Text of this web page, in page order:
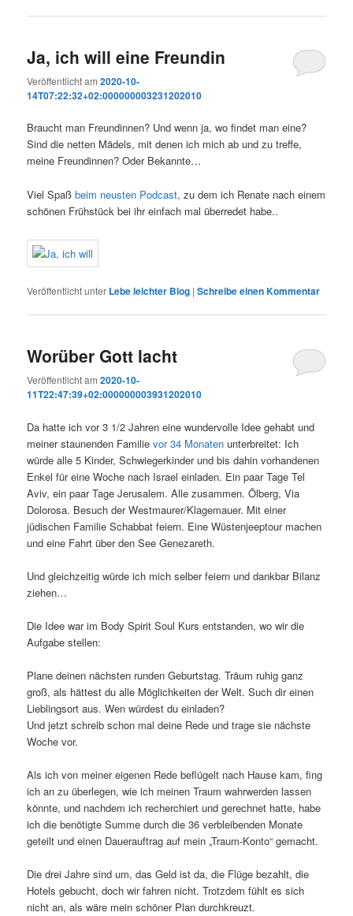
Ja, ich will eine Freundin
Veröffentlicht am2020-10-
14T07:22:32+02:000000003231202010
Braucht man Freundinnen? Und wenn ja, wo findet man eine?
Sind die netten Mädels, mit denen ich mich ab und zu treffe,
meine Freundinnen? Oder Bekannte…
Viel Spaßbeim neusten Podcast, zu dem ich Renate nach einem
schönen Frühstück bei ihr einfach mal überredet habe..
Veröffentlicht unter Lebe leichter Blog |Schreibe einen Kommentar
Worüber Gott lacht
Veröffentlicht am2020-10-
11T22:47:39+02:000000003931202010
Da hatte ich vor 3 1/2 Jahren eine wundervolle Idee gehabt und
meiner staunenden Familievor 34 Monaten unterbreitet: Ich
würde alle 5 Kinder, Schwiegerkinder und bis dahin vorhandenen
Enkel für eine Woche nach Israel einladen. Ein paar Tage Tel
Aviv, ein paar Tage Jerusalem. Alle zusammen. Ölberg, Via
Dolorosa. Besuch der Westmaurer/Klagemauer. Mit einer
jüdischen Familie Schabbat feiern. Eine Wüstenjeeptour machen
und eine Fahrt über den See Genezareth.
Und gleichzeitig würde ich mich selber feiern und dankbar Bilanz
ziehen…
Die Idee war im Body Spirit Soul Kurs entstanden, wo wir die
Aufgabe stellen:
Plane deinen nächsten runden Geburtstag. Träum ruhig ganz
groß, als hättest du alle Möglichkeiten der Welt. Such dir einen
Lieblingsort aus. Wen würdest du einladen?
Und jetzt schreib schon mal deine Rede und trage sie nächste
Woche vor.
Als ich von meiner eigenen Rede beflügelt nach Hause kam, fing
ich an zu überlegen, wie ich meinen Traum wahrwerden lassen
könnte, und nachdem ich recherchiert und gerechnet hatte, habe
ich die benötigte Summe durch die 36 verbleibenden Monate
geteilt und einen Dauerauftrag auf mein „Traum-Konto“ gemacht.
Die drei Jahre sind um, das Geld ist da, die Flüge bezahlt, die
Hotels gebucht, doch wir fahren nicht. Trotzdem fühlt es sich
nicht an, als wäre mein schöner Plan durchkreuzt.